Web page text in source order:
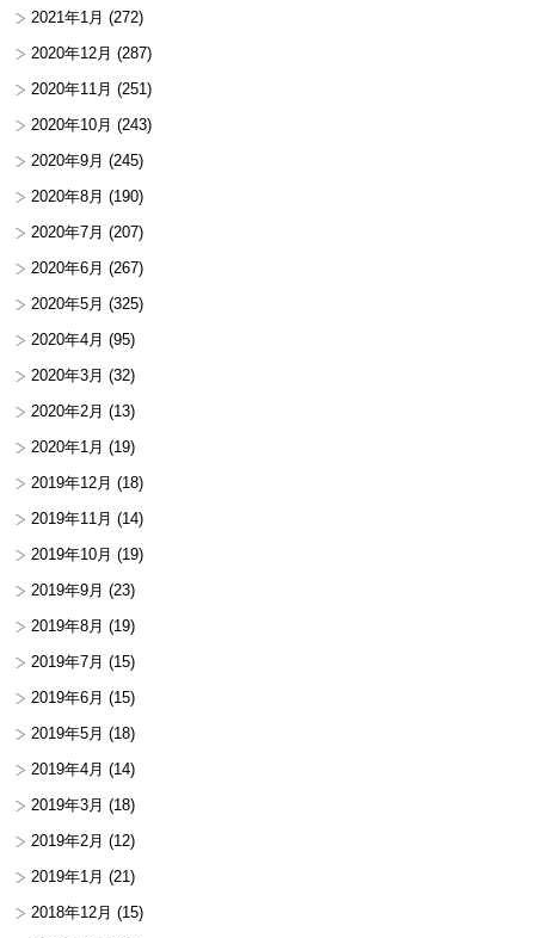
2021年1月 (272)
2020年12月 (287)
2020年11月 (251)
2020年10月 (243)
2020年9月 (245)
2020年8月 (190)
2020年7月 (207)
2020年6月 (267)
2020年5月 (325)
2020年4月 (95)
2020年3月 (32)
2020年2月 (13)
2020年1月 (19)
2019年12月 (18)
2019年11月 (14)
2019年10月 (19)
2019年9月 (23)
2019年8月 (19)
2019年7月 (15)
2019年6月 (15)
2019年5月 (18)
2019年4月 (14)
2019年3月 (18)
2019年2月 (12)
2019年1月 (21)
2018年12月 (15)